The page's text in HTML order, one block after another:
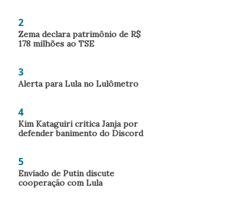
2
Zema declara patrimônio de R$
178 milhões ao TSE
3
Alerta para Lula no Lulômetro
4
Kim Kataguiri critica Janja por
defender banimento do Discord
5
Enviado de Putin discute
cooperação com Lula